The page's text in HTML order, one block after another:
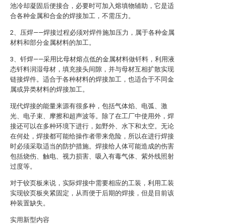
池冷却凝固后便接合，必要时可加入熔填物辅助，它是适
合各种金属和合金的焊接加工，不需压力。
2、压焊——焊接过程必须对焊件施加压力，属于各种金属
材料和部分金属材料的加工。
3、钎焊——采用比母材熔点低的金属材料做钎料，利用液
态钎料润湿母材，填充接头间隙，并与母材互相扩散实现
链接焊件。适合于各种材料的焊接加工，也适合于不同金
属或异类材料的焊接加工。
现代焊接的能量来源有很多种，包括气体焰、电弧、激
光、电子束、摩擦和超声波等。除了在工厂中使用外，焊
接还可以在多种环境下进行，如野外、水下和太空。无论
在何处，焊接都可能给操作者带来危险，所以在进行焊接
时必须采取适当的防护措施。焊接给人体可能造成的伤害
包括烧伤、触电、视力损害、吸入有毒气体、紫外线照射
过度等。
对于铰页板来说，实际焊接中需要相应的工装，利用工装
实现铰页板夹紧固定，从而便于后期的焊接，但是目前该
种装置缺失。
实用新型内容